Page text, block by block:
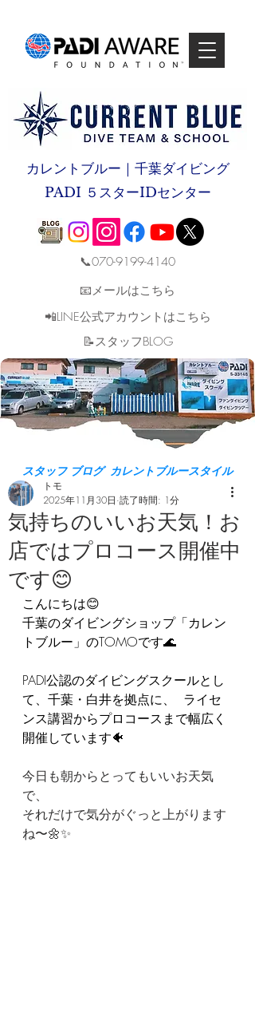
カレントブルー｜千葉ダイビング
PADI ５スターIDセンター
📞070-9199-4140
📧メールはこちら
📲LINE公式アカウントはこちら
​📝スタッフBLOG
スタッフ ブログ カレントブルースタイル
気持ちのいいお天気！お
店ではプロコース開催中
です😊
トモ
2025年11月30日 読了時間: 1分
こんにちは😊
千葉のダイビングショップ「カレン
トブルー」のTOMOです🌊
PADI公認のダイビングスクールとし
て、千葉・白井を拠点に、  ライセ
ンス講習からプロコースまで幅広く
開催しています🐠
今日も朝からとってもいいお天気
で、
それだけで気分がぐっと上がります
ね〜🌼✨